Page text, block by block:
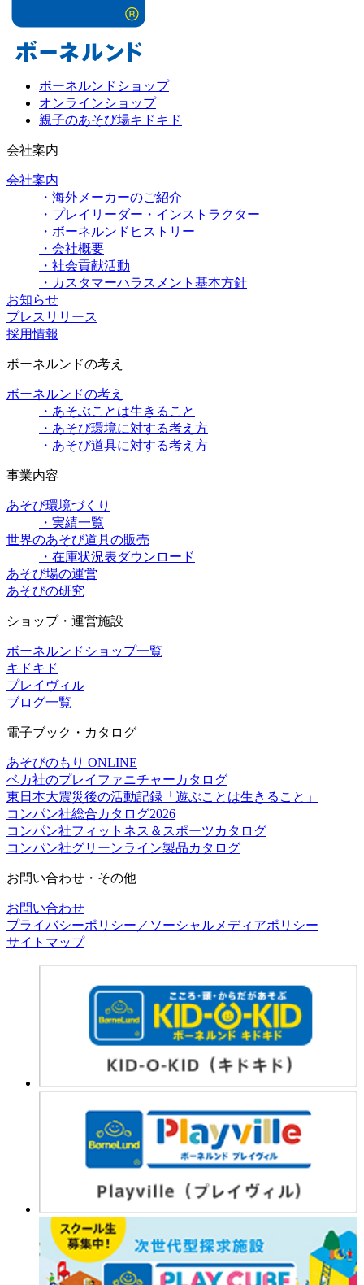
ボーネルンドショップ
オンラインショップ
親子のあそび場キドキド
会社案内
会社案内
・海外メーカーのご紹介
・プレイリーダー・インストラクター
・ボーネルンドヒストリー
・会社概要
・社会貢献活動
・カスタマーハラスメント基本方針
お知らせ
プレスリリース
採用情報
ボーネルンドの考え
ボーネルンドの考え
・あそぶことは生きること
・あそび環境に対する考え方
・あそび道具に対する考え方
事業内容
あそび環境づくり
・実績一覧
世界のあそび道具の販売
・在庫状況表ダウンロード
あそび場の運営
あそびの研究
ショップ・運営施設
ボーネルンドショップ一覧
キドキド
プレイヴィル
ブログ一覧
電子ブック・カタログ
あそびのもり ONLINE
ベカ社のプレイファニチャーカタログ
東日本大震災後の活動記録「遊ぶことは生きること」
コンパン社総合カタログ2026
コンパン社フィットネス＆スポーツカタログ
コンパン社グリーンライン製品カタログ
お問い合わせ・その他
お問い合わせ
プライバシーポリシー／ソーシャルメディアポリシー
サイトマップ